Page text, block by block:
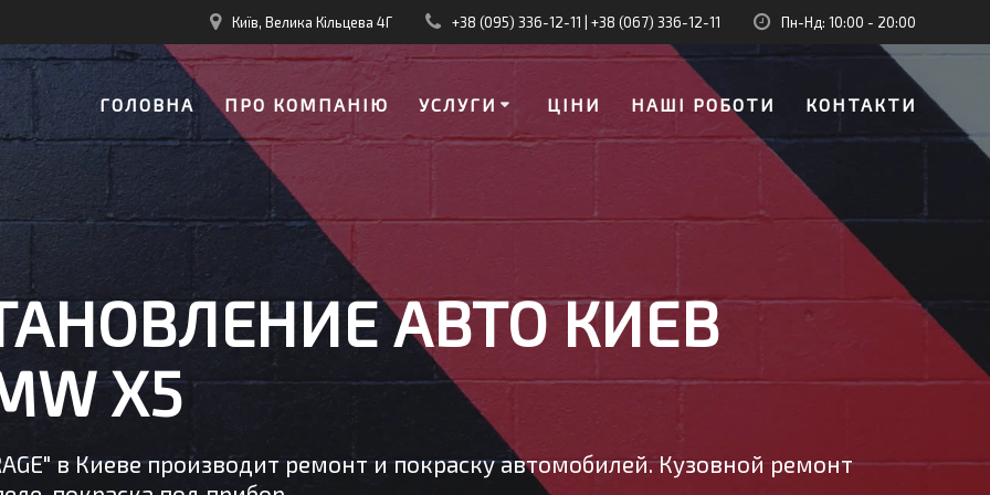
Київ, Велика Кільцева 4Г +38 (095) 336-12-11 +38 (067) 336-12-11 Пн-Нд: 10:00 - 20:00
ГОЛОВНА ПРО КОМПАНІЮ УСЛУГИ ЦІНИ НАШІ РОБОТИ КОНТАКТИ
АВТО КИЕВ
X5
в Киеве производит ремонт и покраску автомобилей. Кузовной ремонт